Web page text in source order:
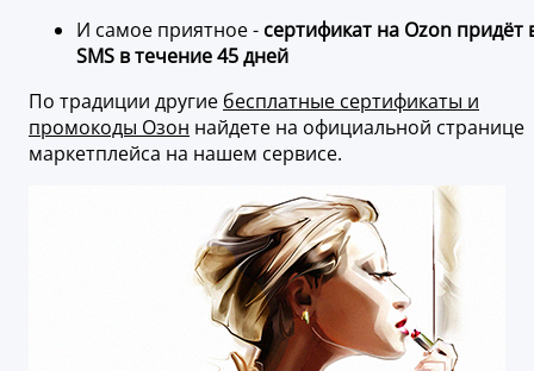
И самое приятное - сертификат на Ozon придёт
SMS в течение 45 дней
По традиции другие бесплатные сертификаты и
промокоды Озон найдете на официальной странице
маркетплейса на нашем сервисе.